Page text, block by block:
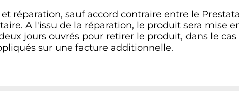
réparation, sauf accord contraire entre le
A l'issu de la réparation, le produit sera
jours ouvrés pour retirer le produit, dans le
sur une facture additionnelle.